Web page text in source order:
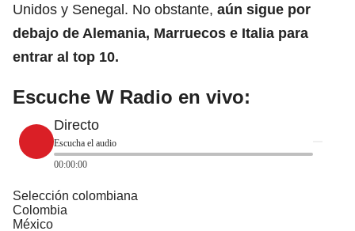
Unidos y Senegal. No obstante, aún sigue por
debajo de Alemania, Marruecos e Italia para
entrar al top 10.
Escuche W Radio en vivo:
Directo
Escucha el audio
00:00:00
Selección colombiana
Colombia
México